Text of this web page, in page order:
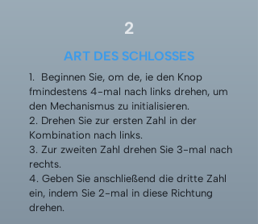
2
ART DES SCHLOSSES
1. Beginnen Sie, om de, ie den Knop
fmindestens 4-mal nach links drehen, um
den Mechanismus zu initialisieren.
2. Drehen Sie zur ersten Zahl in der
Kombination nach links.
3. Zur zweiten Zahl drehen Sie 3-mal nach
rechts.
4. Geben Sie anschließend die dritte Zahl
ein, indem Sie 2-mal in diese Richtung
drehen.